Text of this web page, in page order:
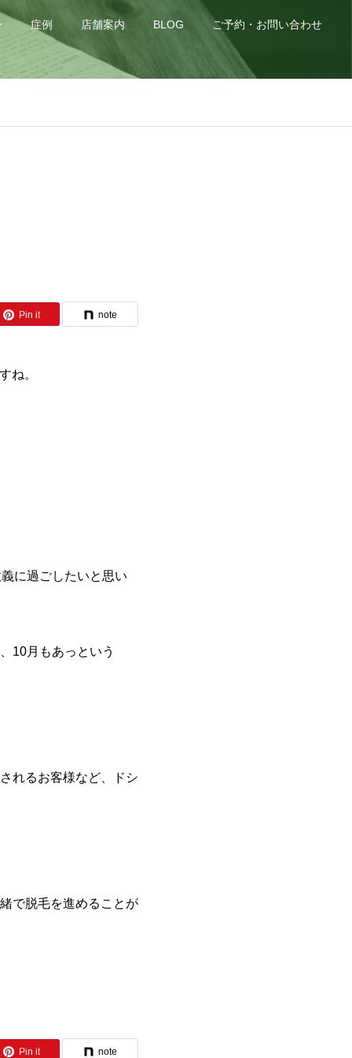
症例 店舗案内 BLOG ご予約・お問い合わせ
Pin it note
ね。
に過ごしたいと思い
10月もあっという
れるお客様など、ドシ
で脱毛を進めることが
Pin it note